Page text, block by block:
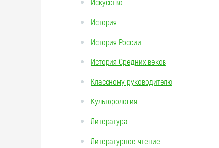
Искусство
История
История России
История Средних веков
Классному руководителю
Культорология
Литература
Литературное чтение